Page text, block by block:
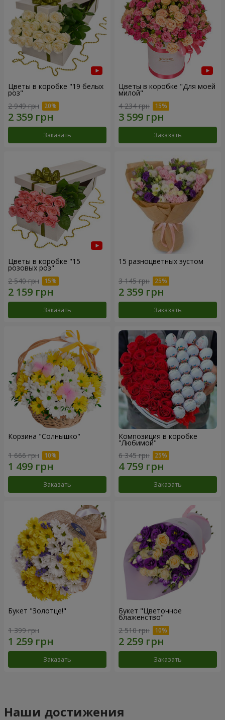
Цветы в коробке "19 белых
роз"
2 949 грн
Заказать
Цветы в коробке "Для моей
милой"
4 234 грн
Заказать
Цветы в коробке "15
розовых роз"
2 540 грн
Заказать
15 разноцветных эустом
3 145 грн
Заказать
Корзина "Солнышко"
1 666 грн
Заказать
Композиция в коробке
"Любимой"
6 345 грн
Заказать
Букет "Золотце!"
1 399 грн
Заказать
Букет "Цветочное
блаженство"
2 510 грн
Заказать
Наши достижения